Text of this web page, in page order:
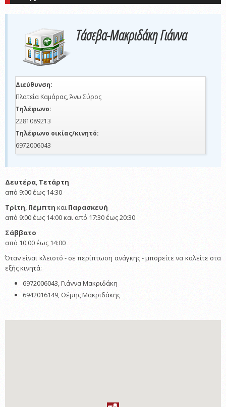
Τάσεβα-Μακριδάκη Γιάννα
Διεύθυνση:
Πλατεία Καμάρας, Άνω Σύρος
Τηλέφωνο:
2281089213
Τηλέφωνο οικίας/κινητό:
6972006043
Δευτέρα, Τετάρτη
από 9:00 έως 14:30
Τρίτη, Πέμπτη και Παρασκευή
από 9:00 έως 14:00 και από 17:30 έως 20:30
Σάββατο
από 10:00 έως 14:00
Όταν είναι κλειστό - σε περίπτωση ανάγκης - μπορείτε να καλείτε στα
εξής κινητά:
6972006043, Γιάννα Μακριδάκη
6942016149, Θέμης Μακριδάκης